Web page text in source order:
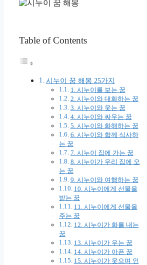
Table of Contents
시누이 꿈 해몽 25가지
1. 시누이를 보는 꿈
2. 시누이와 대화하는 꿈
3. 시누이와 웃는 꿈
4. 시누이와 싸우는 꿈
5. 시누이와 화해하는 꿈
6. 시누이와 함께 식사하
는 꿈
7. 시누이 집에 가는 꿈
8. 시누이가 우리 집에 오
는 꿈
9. 시누이와 여행하는 꿈
10. 시누이에게 선물을
받는 꿈
11. 시누이에게 선물을
주는 꿈
12. 시누이가 화를 내는
꿈
13. 시누이가 우는 꿈
14. 시누이가 아픈 꿈
15. 시누이가 웃으며 인